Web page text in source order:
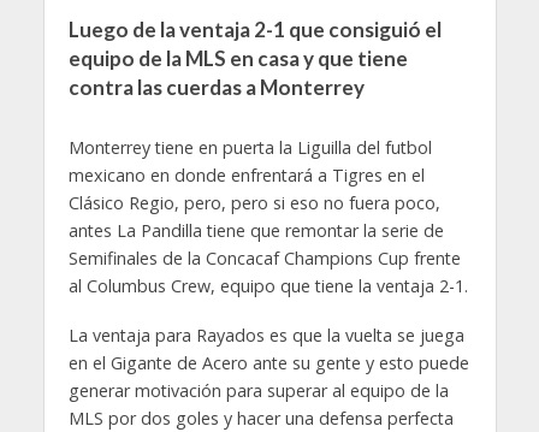
Luego de la ventaja 2-1 que consiguió el
equipo de la MLS en casa y que tiene
contra las cuerdas a Monterrey
Monterrey tiene en puerta la Liguilla del futbol
mexicano en donde enfrentará a Tigres en el
Clásico Regio, pero, pero si eso no fuera poco,
antes La Pandilla tiene que remontar la serie de
Semifinales de la Concacaf Champions Cup frente
al Columbus Crew, equipo que tiene la ventaja 2-1.
La ventaja para Rayados es que la vuelta se juega
en el Gigante de Acero ante su gente y esto puede
generar motivación para superar al equipo de la
MLS por dos goles y hacer una defensa perfecta